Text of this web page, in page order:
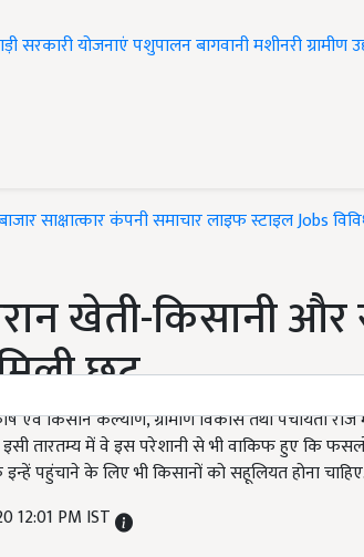
सरकारी योजनाएंपशुपालनबागवानीमशीनरीग्रामीण
साक्षात्कारकंपनी समाचारलाइफ स्टाइलJobs
खेती-किसानी
छूट
किसान कल्याण, ग्रामीण विकास तथा पंचायती राज
इसी तारतम्य में वे इस परेशानी से भी वाकिफ हुए कि
पहुंचाने के लिए भी किसानों को सहूलियत होना चाहिए.
12:01 PM IST